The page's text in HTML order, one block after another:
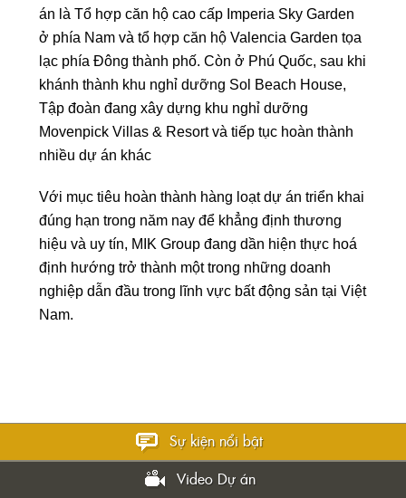
án là Tổ hợp căn hộ cao cấp Imperia Sky Garden
ở phía Nam và tổ hợp căn hộ Valencia Garden tọa
lạc phía Đông thành phố. Còn ở Phú Quốc, sau khi
khánh thành khu nghỉ dưỡng Sol Beach House,
Tập đoàn đang xây dựng khu nghỉ dưỡng
Movenpick Villas & Resort và tiếp tục hoàn thành
nhiều dự án khác
Với mục tiêu hoàn thành hàng loạt dự án triển khai
đúng hạn trong năm nay để khẳng định thương
hiệu và uy tín, MIK Group đang dần hiện thực hoá
định hướng trở thành một trong những doanh
nghiệp dẫn đầu trong lĩnh vực bất động sản tại Việt
Nam.
Sự kiện nổi bật
Video Dự án